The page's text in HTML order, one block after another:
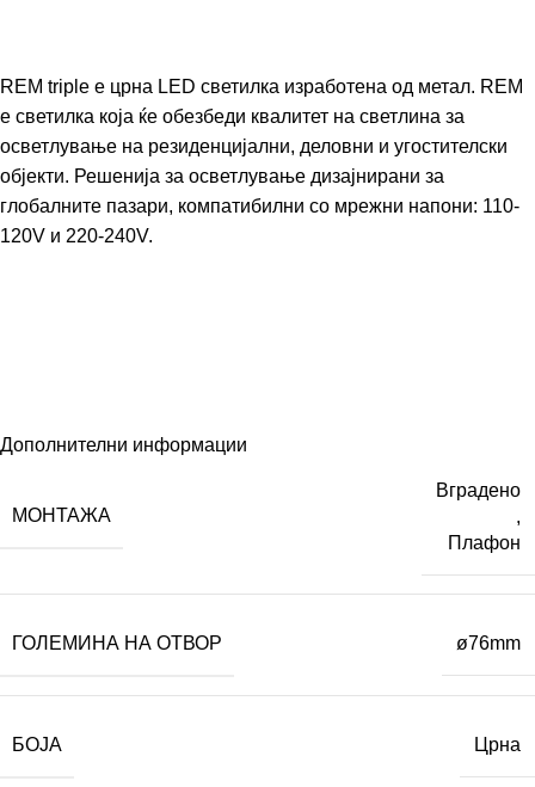
REM triple е црна LED светилка изработена од метал. REM
е светилка која ќе обезбеди квалитет на светлина за
осветлување на резиденцијални, деловни и угостителски
објекти. Решенија за осветлување дизајнирани за
глобалните пазари, компатибилни со мрежни напони: 110-
120V и 220-240V.
Дополнителни информации
МОНТАЖА
Вградено
,
Плафон
ГОЛЕМИНА НА ОТВОР ø76mm
БОЈА Црна